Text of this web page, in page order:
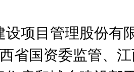
项目管理股份有
省国资委监管、